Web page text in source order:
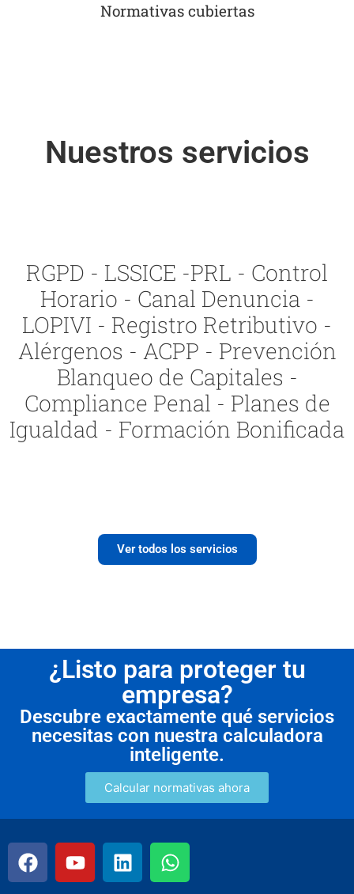
Normativas cubiertas
Nuestros servicios
RGPD - LSSICE -PRL - Control
Horario - Canal Denuncia -
LOPIVI - Registro Retributivo -
Alérgenos - ACPP - Prevención
Blanqueo de Capitales -
Compliance Penal - Planes de
Igualdad - Formación Bonificada
Ver todos los servicios
¿Listo para proteger tu
empresa?
Descubre exactamente qué servicios
necesitas con nuestra calculadora
inteligente.
Calcular normativas ahora